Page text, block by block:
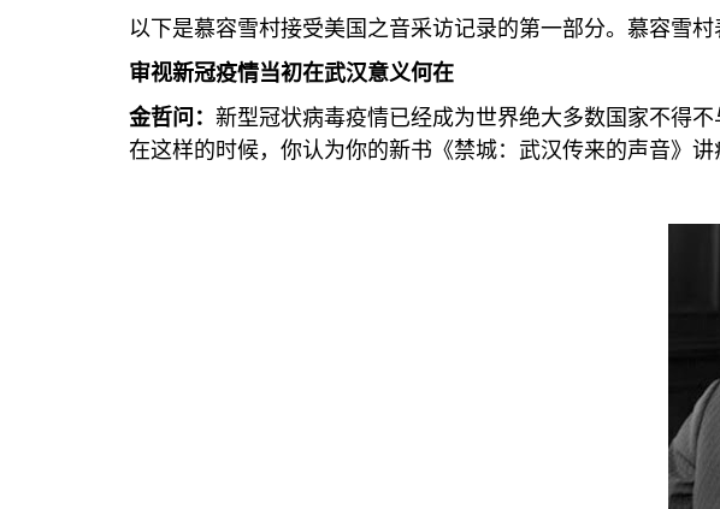
以下是慕容雪村接受美国之音采访记录的第一部分。慕容雪
审视新冠疫情当初在武汉意义何在
金哲问： 新型冠状病毒疫情已经成为世界绝大多数国家不得
在这样的时候，你认为你的新书《禁城：武汉传来的声音》